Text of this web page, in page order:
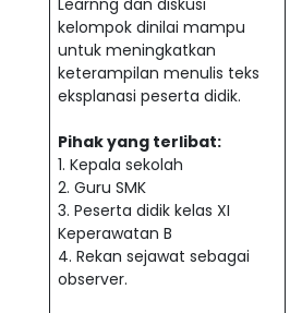
Learnng dan diskusi
kelompok dinilai mampu
untuk meningkatkan
keterampilan menulis teks
eksplanasi peserta didik.
Pihak yang terlibat:
1. Kepala sekolah
2. Guru SMK
3. Peserta didik kelas XI
Keperawatan B
4. Rekan sejawat sebagai
observer.